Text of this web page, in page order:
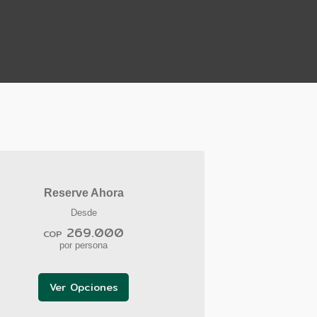
Reserve Ahora
Desde
COP 269.000
por persona